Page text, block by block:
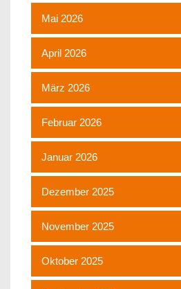
Mai 2026
April 2026
März 2026
Februar 2026
Januar 2026
Dezember 2025
November 2025
Oktober 2025